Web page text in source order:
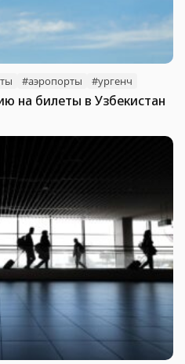
#аэропорты #ургенч
на билеты в Узбекистан